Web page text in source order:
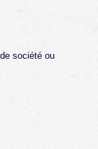
société ou